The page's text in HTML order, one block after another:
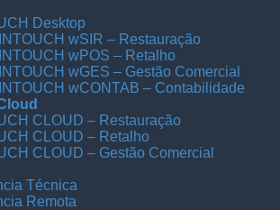
Desktop
wSIR – Restauração
wPOS – Retalho
wGES – Gestão Comercial
wCONTAB – Contabilidade
CLOUD – Restauração
CLOUD – Retalho
CLOUD – Gestão Comercial
Técnica
Remota